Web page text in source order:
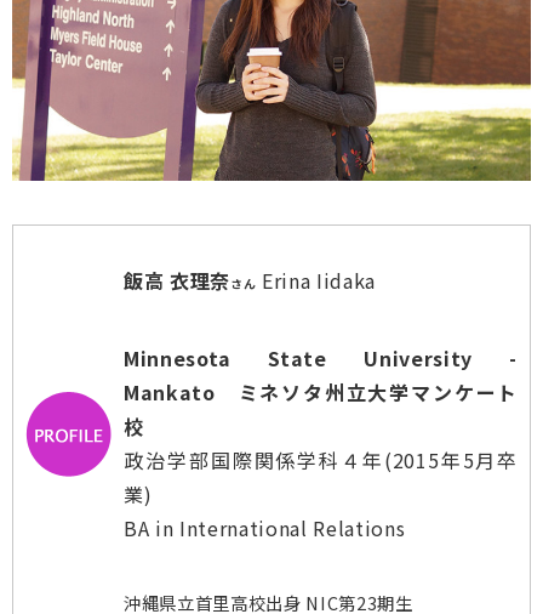
飯高 衣理奈さん Erina Iidaka
Minnesota State University -
Mankato ミネソタ州立大学マンケート
校
政治学部国際関係学科４年(2015年5月卒
業)
BA in International Relations
沖縄県立首里高校出身 NIC第23期生